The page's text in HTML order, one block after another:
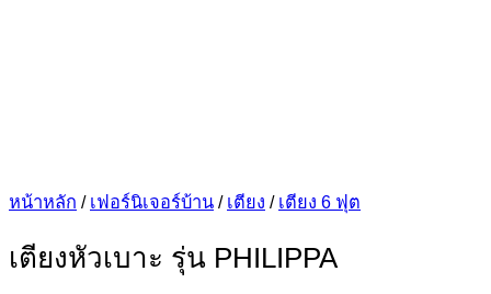
หน้าหลัก / เฟอร์นิเจอร์บ้าน / เตียง / เตียง 6 ฟุต
เตียงหัวเบาะ รุ่น PHILIPPA